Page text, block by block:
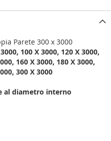
Parete 300 x 3000
100 X 3000, 120 X 3000,
160 X 3000, 180 X 3000,
300 X 3000
al diametro interno